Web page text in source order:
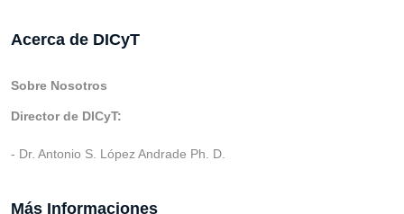
Acerca de DICyT
Sobre Nosotros
Director de DICyT:
- Dr. Antonio S. López Andrade Ph. D.
Más Informaciones